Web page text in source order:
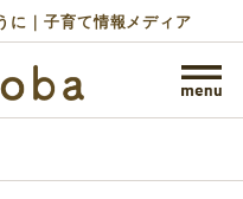
に｜子育て情報メディア